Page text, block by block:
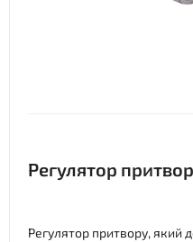
Регулятор
Регулятор притвору, який